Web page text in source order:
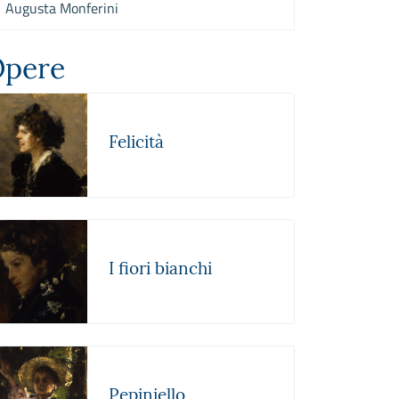
Augusta Monferini
Felicità
I fiori bianchi
Pepiniello